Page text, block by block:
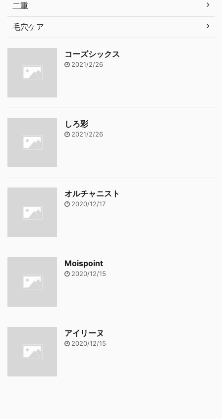
二重
毛穴ケア
コーズシックス
2021/2/26
しろ彩
2021/2/26
オルチャニスト
2020/12/17
Moispoint
2020/12/15
アイリーヌ
2020/12/15